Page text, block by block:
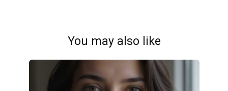
You may also like